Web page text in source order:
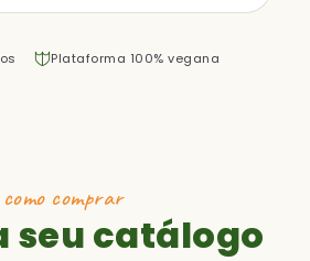
Plataforma 100% vegana
como comprar
seu catálogo